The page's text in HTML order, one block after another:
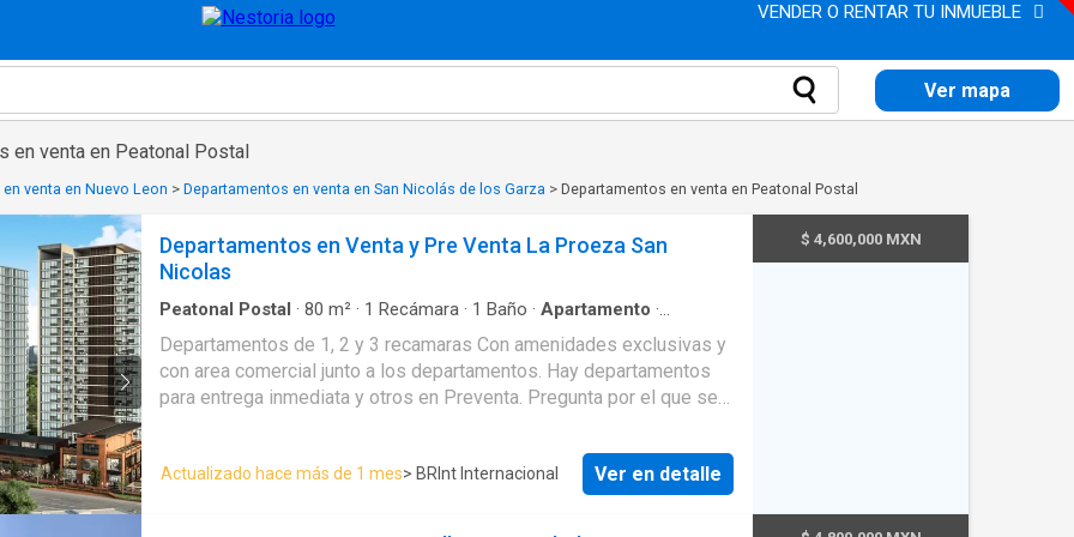
VENDER O RENTAR TU INMUEBLE
Ver mapa
en venta en Peatonal Postal
venta en Nuevo Leon > Departamentos en venta en San Nicolás de los Garza > Departamentos en venta en Peatonal Postal
Departamentos en Venta y Pre Venta La Proeza San
Nicolas
Peatonal Postal · 80 m² · 1 Recámara · 1 Baño · Apartamento ·
Elevador·Gimnasio ·Acceso para personas con discapacidad·Cocina
equipada ·Zona infantil·Sala polivalente·Aire acondicionado·
Electricidad· Agua·Cancha de tenis ·Calefacción·Asador· Despacho
Departamentos de 1, 2 y 3 recamaras Con amenidades exclusivas y
con area comercial junto a los departamentos. Hay departamentos
para entrega inmediata y otros en Preventa. Pregunta por el que se
Actualizado hace más de 1 mes> BRInt Internacional Ver en detalle
$ 4,600,000 MXN